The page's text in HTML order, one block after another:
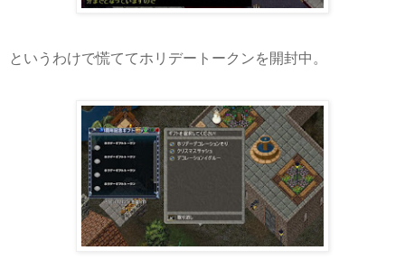
というわけで慌ててホリデートークンを開封中。